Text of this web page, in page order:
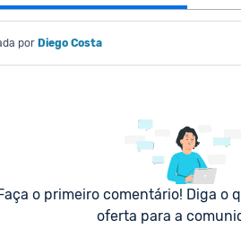
por Diego Costa
o primeiro comentário! Diga o
oferta para a